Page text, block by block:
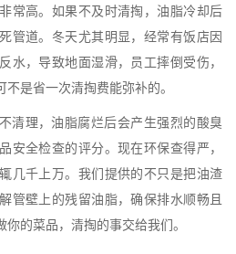
常高。如果不及时清掏，油脂冷却后
管道。冬天尤其明显，经常有饭店因
水，导致地面湿滑，员工摔倒受伤，
是省一次清掏费能弥补的。
清理，油脂腐烂后会产生强烈的酸臭
安全检查的评分。现在环保查得严，
几千上万。我们提供的不只是把油渣
管壁上的残留油脂，确保排水顺畅且
的菜品，清掏的事交给我们。